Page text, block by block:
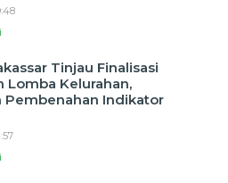
Tinjau Finalisasi
Lomba Kelurahan,
Pembenahan Indikator